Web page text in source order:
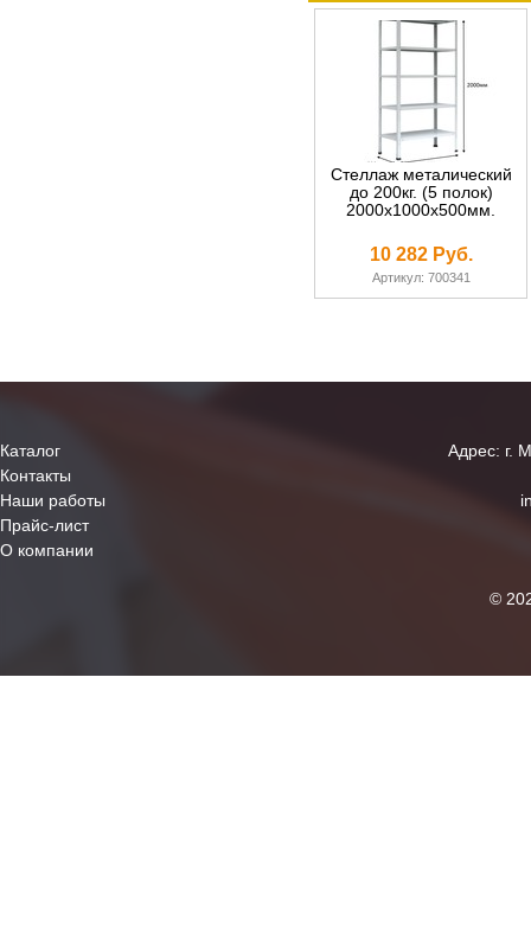
Стеллаж металический
до 200кг. (5 полок)
2000х1000х500мм.
10 282 Руб.
Артикул: 700341
Каталог
Контакты
Наши работы
Прайс-лист
О компании
Адрес: г.
©